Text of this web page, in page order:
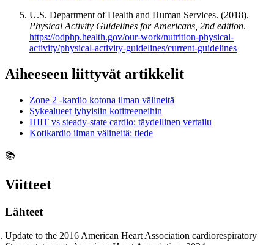
U.S. Department of Health and Human Services. (2018).
Physical Activity Guidelines for Americans, 2nd edition.
https://odphp.health.gov/our-work/nutrition-physical-
activity/physical-activity-guidelines/current-guidelines
Aiheeseen liittyvät artikkelit
Zone 2 -kardio kotona ilman välineitä
Sykealueet lyhyisiin kotitreeneihin
HIIT vs steady-state cardio: täydellinen vertailu
Kotikardio ilman välineitä: tiede
📚
Viitteet
Lähteet
Update to the 2016 American Heart Association cardiorespiratory